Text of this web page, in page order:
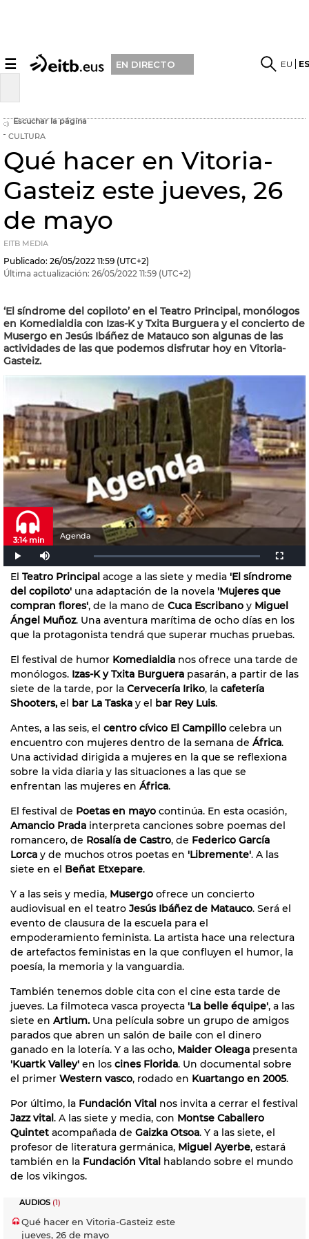
☰ EN DIRECTO EU
Escuchar la página
CULTURA
Qué hacer en Vitoria-
Gasteiz este jueves, 26
de mayo
EITB MEDIA
Publicado: 26/05/2022 11:59 (UTC+2)
Última actualización: 26/05/2022 11:59 (UTC+2)
‘El síndrome del copiloto’ en el Teatro Principal, monólogos
en Komedialdia con Izas-K y Txita Burguera y el concierto de
Musergo en Jesús Ibáñez de Matauco son algunas de las
actividades de las que podemos disfrutar hoy en Vitoria-
Gasteiz.
Agenda
3:14 min
El Teatro Principal acoge a las siete y media 'El síndrome
del copiloto' una adaptación de la novela 'Mujeres que
compran flores', de la mano de Cuca Escribano y Miguel
Ángel Muñoz. Una aventura marítima de ocho días en los
que la protagonista tendrá que superar muchas pruebas.
El festival de humor Komedialdia nos ofrece una tarde de
monólogos. Izas-K y Txita Burguera pasarán, a partir de las
siete de la tarde, por la Cervecería Iriko, la cafetería
Shooters, el bar La Taska y el bar Rey Luis.
Antes, a las seis, el centro cívico El Campillo celebra un
encuentro con mujeres dentro de la semana de África.
Una actividad dirigida a mujeres en la que se reflexiona
sobre la vida diaria y las situaciones a las que se
enfrentan las mujeres en África.
El festival de Poetas en mayo continúa. En esta ocasión,
Amancio Prada interpreta canciones sobre poemas del
romancero, de Rosalía de Castro, de Federico García
Lorca y de muchos otros poetas en 'Libremente'. A las
siete en el Beñat Etxepare.
Y a las seis y media, Musergo ofrece un concierto
audiovisual en el teatro Jesús Ibáñez de Matauco. Será el
evento de clausura de la escuela para el
empoderamiento feminista. La artista hace una relectura
de artefactos feministas en la que confluyen el humor, la
poesía, la memoria y la vanguardia.
También tenemos doble cita con el cine esta tarde de
jueves. La filmoteca vasca proyecta 'La belle équipe', a las
siete en Artium. Una película sobre un grupo de amigos
parados que abren un salón de baile con el dinero
ganado en la lotería. Y a las ocho, Maider Oleaga presenta
'Kuartk Valley' en los cines Florida. Un documental sobre
el primer Western vasco, rodado en Kuartango en 2005.
Por último, la Fundación Vital nos invita a cerrar el festival
Jazz vital. A las siete y media, con Montse Caballero
Quintet acompañada de Gaizka Otsoa. Y a las siete, el
profesor de literatura germánica, Miguel Ayerbe, estará
también en la Fundación Vital hablando sobre el mundo
de los vikingos.
AUDIOS (1)
Qué hacer en Vitoria-Gasteiz este
jueves, 26 de mayo